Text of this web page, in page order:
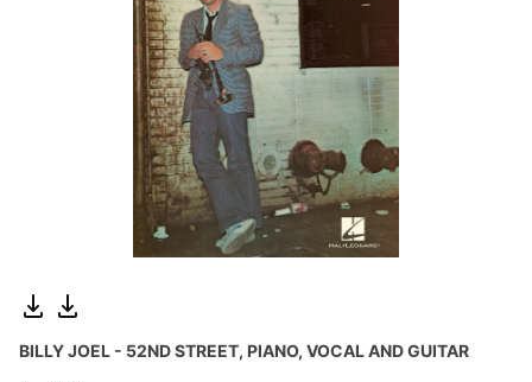
BILLY JOEL - 52ND STREET, PIANO, VOCAL AND GUITAR